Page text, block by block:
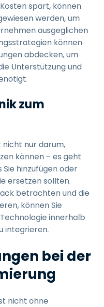
spart, können
werden, um
ausgeglichen
können
abdecken, um
Unterstützung und
zum
nur darum,
können – es geht
hinzufügen oder
ersetzen sollten.
betrachten und die
können Sie
innerhalb
integrieren.
bei der
nicht ohne